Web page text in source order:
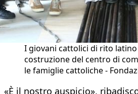
I giovani cattolici di rito
costruzione del centro di
le famiglie cattoliche -
«È il nostro auspicio»,